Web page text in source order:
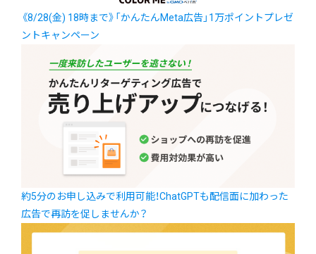
《8/28(金) 18時まで》「かんたんMeta広告」1万ポイントプレゼ
ントキャンペーン
約5分のお申し込みで利用可能！ChatGPTも配信面に加わった
広告で再訪を促しませんか？